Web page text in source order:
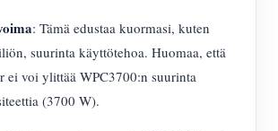
: Tämä edustaa kuormasi, kuten
suurinta käyttötehoa. Huomaa, että
ei voi ylittää WPC3700:n suurinta
(3700 W).